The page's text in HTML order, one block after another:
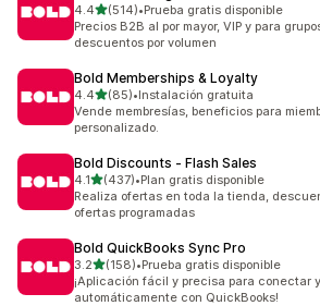
4.4de 5 estrellas
(514)
514 reseñas en total
•Prueba gratis disponible
Precios B2B al por mayor, VIP y para
descuentos por volumen
Bold Memberships & Loyalty
4.4de 5 estrellas
(85)
85 reseñas en total
•Instalación gratuita
Vende membresías, beneficios para
personalizado.
Bold Discounts ‑ Flash Sales
4.1de 5 estrellas
(437)
437 reseñas en total
•Plan gratis disponible
Realiza ofertas en toda la tienda,
ofertas programadas
Bold QuickBooks Sync Pro
3.2de 5 estrellas
(158)
158 reseñas en total
•Prueba gratis disponible
¡Aplicación fácil y precisa para conectar
automáticamente con QuickBooks!